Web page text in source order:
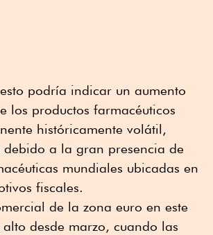
podría indicar un aumento
los productos farmacéuticos
históricamente volátil,
debido a la gran presencia de
mundiales ubicadas en
fiscales.
de la zona euro en este
alto desde marzo, cuando las